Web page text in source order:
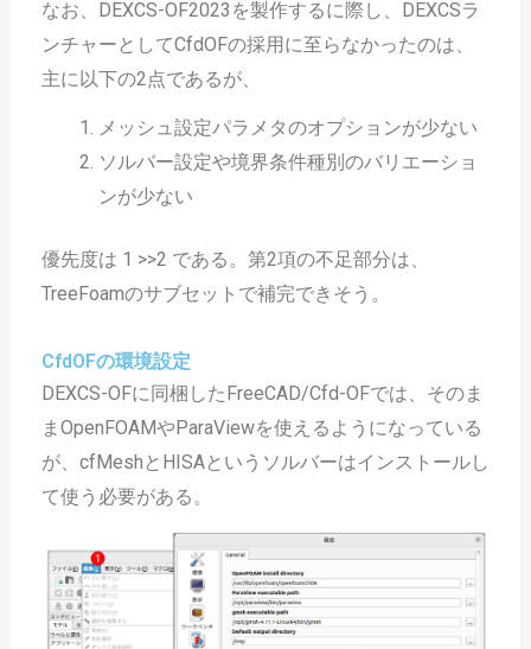
なお、DEXCS-OF2023を製作するに際し、DEXCSラ
ンチャーとしてCfdOFの採用に至らなかったのは、
主に以下の2点であるが、
メッシュ設定パラメタのオプションが少ない
ソルバー設定や境界条件種別のバリエーショ
ンが少ない
優先度は 1 >>2 である。第2項の不足部分は、
TreeFoamのサブセットで補完できそう。
CfdOFの環境設定
DEXCS-OFに同梱したFreeCAD/Cfd-OFでは、そのま
まOpenFOAMやParaViewを使えるようになっている
が、cfMeshとHISAというソルバーはインストールし
て使う必要がある。